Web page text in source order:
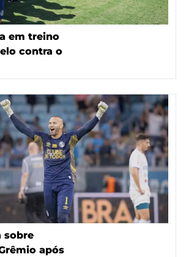
em treino
contra o
sobre
após